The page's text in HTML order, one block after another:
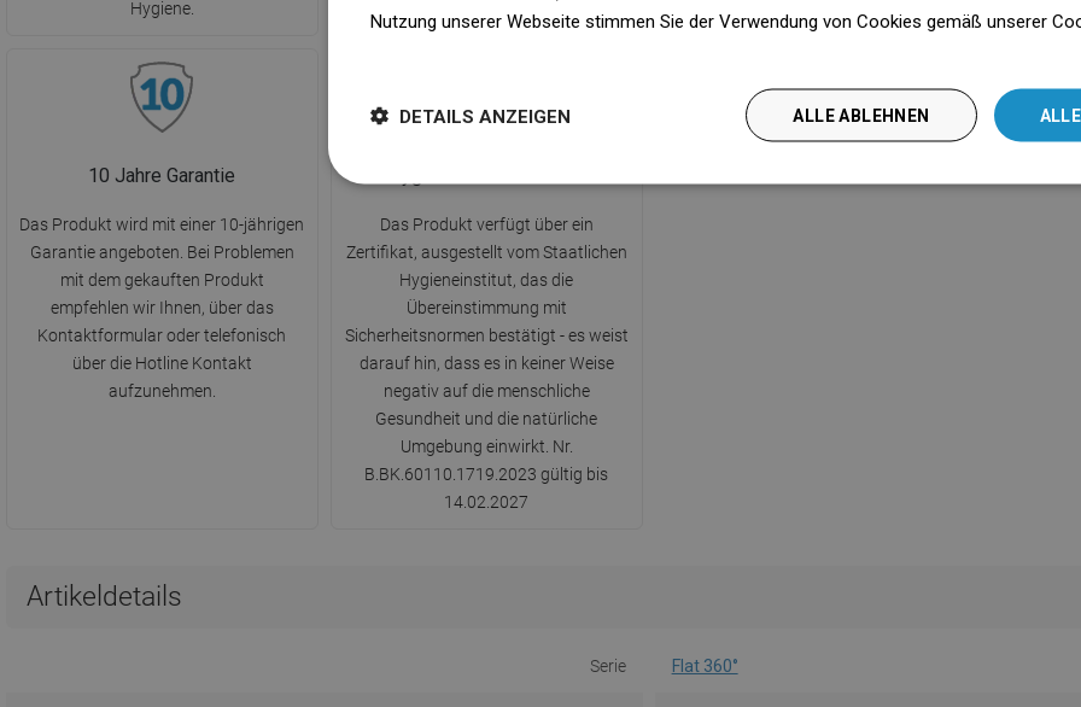
Hygiene.
10 Jahre Garantie
Das Produkt wird mit einer 10-jährigen
Garantie angeboten. Bei Problemen
mit dem gekauften Produkt
empfehlen wir Ihnen, über das
Kontaktformular oder telefonisch
über die Hotline Kontakt
aufzunehmen.
Das Produkt verfügt über ein
Zertifikat, ausgestellt vom Staatlichen
Hygieneinstitut, das die
Übereinstimmung mit
Sicherheitsnormen bestätigt - es weist
darauf hin, dass es in keiner Weise
negativ auf die menschliche
Gesundheit und die natürliche
Umgebung einwirkt. Nr.
B.BK.60110.1719.2023 gültig bis
14.02.2027
Artikeldetails
Serie Flat 360°
Nutzung unserer Webseite stimmen Sie der Verwendung von Cookies gemäß unserer
ALLE ABLEHNEN
DETAILS ANZEIGEN